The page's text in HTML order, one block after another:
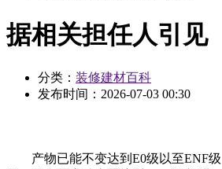
据相关担任人引见
分类： 装修建材百科
发布时间： 2026-07-03 00:30
产物已能不变达到E0级以至ENF级